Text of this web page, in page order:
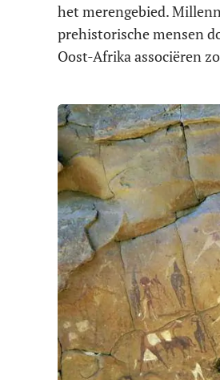
het merengebied.
prehistorische mensen
Oost-Afrika associëren